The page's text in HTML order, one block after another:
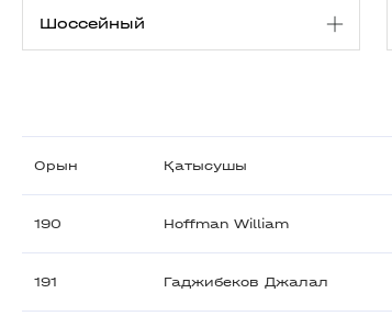
Орын Қатысушы
190 Hoffman William
191 Гаджибеков Джалал